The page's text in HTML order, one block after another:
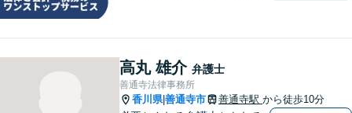
せください。
高丸 雄介 弁護士
善通寺法律事務所
香川県|善通寺市 善通寺駅 から徒歩10分